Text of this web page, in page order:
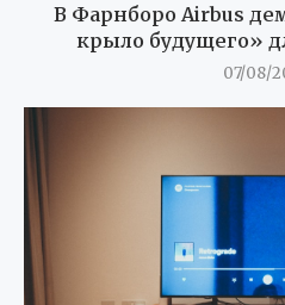
В Фарнборо Airbus
крыло будущего»
07/08/